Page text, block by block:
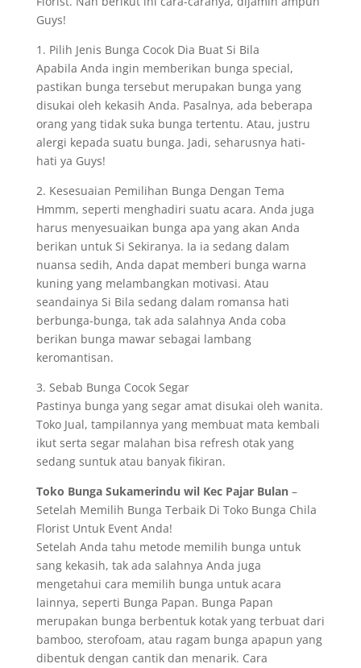
Guys!
1. Pilih Jenis Bunga Cocok Dia Buat Si Bila
Apabila Anda ingin memberikan bunga special,
pastikan bunga tersebut merupakan bunga yang
disukai oleh kekasih Anda. Pasalnya, ada beberapa
orang yang tidak suka bunga tertentu. Atau, justru
alergi kepada suatu bunga. Jadi, seharusnya hati-
hati ya Guys!
2. Kesesuaian Pemilihan Bunga Dengan Tema
Hmmm, seperti menghadiri suatu acara. Anda juga
harus menyesuaikan bunga apa yang akan Anda
berikan untuk Si Sekiranya. Ia ia sedang dalam
nuansa sedih, Anda dapat memberi bunga warna
kuning yang melambangkan motivasi. Atau
seandainya Si Bila sedang dalam romansa hati
berbunga-bunga, tak ada salahnya Anda coba
berikan bunga mawar sebagai lambang
keromantisan.
3. Sebab Bunga Cocok Segar
Pastinya bunga yang segar amat disukai oleh wanita.
Toko Jual, tampilannya yang membuat mata kembali
ikut serta segar malahan bisa refresh otak yang
sedang suntuk atau banyak fikiran.
Toko Bunga Sukamerindu wil Kec Pajar Bulan–
Setelah Memilih Bunga Terbaik Di Toko Bunga Chila
Florist Untuk Event Anda!
Setelah Anda tahu metode memilih bunga untuk
sang kekasih, tak ada salahnya Anda juga
mengetahui cara memilih bunga untuk acara
lainnya, seperti Bunga Papan. Bunga Papan
merupakan bunga berbentuk kotak yang terbuat dari
bamboo, sterofoam, atau ragam bunga apapun yang
dibentuk dengan cantik dan menarik. Cara